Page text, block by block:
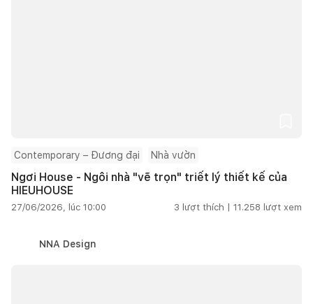
Contemporary – Đương đại Nhà vườn
Ngơi House - Ngôi nhà "vẽ trọn" triết lý thiết kế của
HIEUHOUSE
27/06/2026, lúc 10:00 3 lượt thích | 11.258 lượt xem
NNA Design